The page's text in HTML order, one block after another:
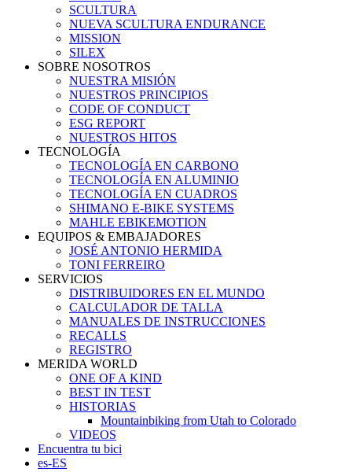
SCULTURA
NUEVA SCULTURA ENDURANCE
MISSION
SILEX
SOBRE NOSOTROS
NUESTRA MISIÓN
NUESTROS PRINCIPIOS
CODE OF CONDUCT
ESG REPORT
NUESTROS HITOS
TECNOLOGÍA
TECNOLOGÍA EN CARBONO
TECNOLOGÍA EN ALUMINIO
TECNOLOGÍA EN CUADROS
SHIMANO E-BIKE SYSTEMS
MAHLE EBIKEMOTION
EQUIPOS & EMBAJADORES
JOSÉ ANTONIO HERMIDA
TONI FERREIRO
SERVICIOS
DISTRIBUIDORES EN EL MUNDO
CALCULADOR DE TALLA
MANUALES DE INSTRUCCIONES
RECALLS
REGISTRO
MERIDA WORLD
ONE OF A KIND
BEST IN TEST
HISTORIAS
Mountainbiking from Utah to Colorado
VIDEOS
Encuentra tu bici
es-ES